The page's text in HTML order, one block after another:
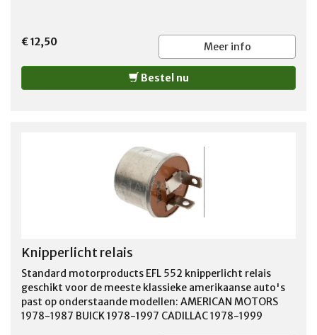
€ 12,50 Meer info
Bestel nu
Knipperlicht relais
Standard motorproducts EFL 552 knipperlicht relais
geschikt voor de meeste klassieke amerikaanse auto's
past op onderstaande modellen: AMERICAN MOTORS
1978-1987 BUICK 1978-1997 CADILLAC 1978-1999